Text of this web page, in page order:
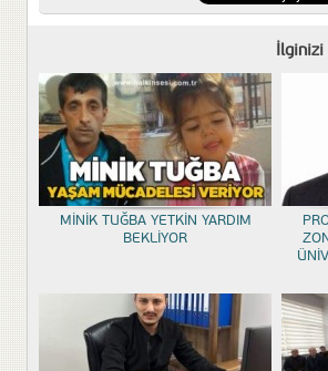
İlginizi
MİNİK TUĞBA YETKİN YARDIM
BEKLİYOR